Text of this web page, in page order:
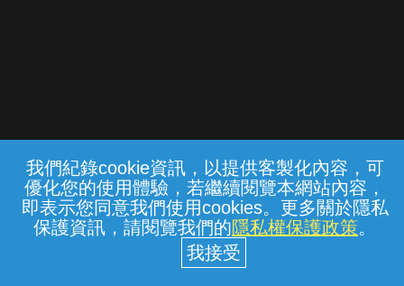
我們紀錄cookie資訊，以提供客製化內容，可
優化您的使用體驗，若繼續閱覽本網站內容，
即表示您同意我們使用cookies。更多關於隱私
保護資訊，請閱覽我們的隱私權保護政策。
常見問題 線上客服 服務條款 隱私權保護
中華電信股份有限公司個人家庭分公司
(統一編號：96979949) © 2026
{{notifyMsg}}